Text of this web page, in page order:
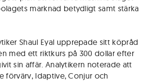
marknad betydligt samt stärka
Shaul Eyal upprepade sitt köpråd
med ett riktkurs på 300 dollar efter
sin affär. Analytikern noterade att
förvärv, Idaptive, Conjur och